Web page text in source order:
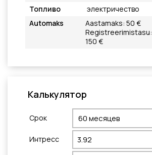
Топливо
электричество
Automaks
Aastamaks: 50 €
Registreerimistasu:
150 €
Калькулятор
Cрок
Интресс